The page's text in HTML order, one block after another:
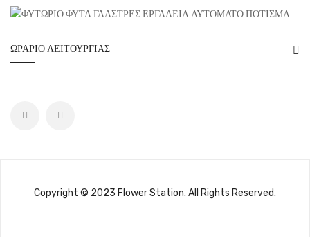
ΩΡΆΡΙΟ ΛΕΙΤΟΥΡΓΊΑΣ
Copyright © 2023 Flower Station. All Rights Reserved.